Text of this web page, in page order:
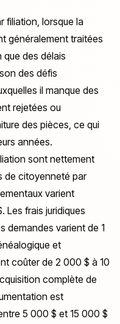
filiation, lorsque la
généralement traitées
que des délais
des défis
il manque des
rejetées ou
des pièces, ce qui
années.
sont nettement
de citoyenneté par
varient
Les frais juridiques
demandes varient de 1
et
coûter de 2 000 $ à 10
complète de
est
5 000 $ et 15 000 $